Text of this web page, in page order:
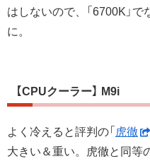
はしないので、「6700K」で
に。
【CPUクーラー】 M9i
よく冷えると評判の「 虎徹
大きい＆重い。虎徹と同等